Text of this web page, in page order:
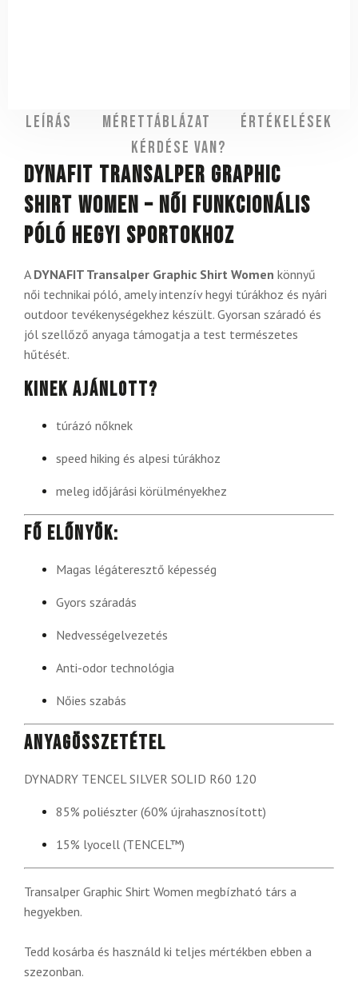
Leírás Mérettáblázat
Értékelések
Kérdése van?
DYNAFIT Transalper Graphic
Shirt Women – női funkcionális
póló hegyi sportokhoz
A DYNAFIT Transalper Graphic Shirt Women könnyű
női technikai póló, amely intenzív hegyi túrákhoz és nyári
outdoor tevékenységekhez készült. Gyorsan száradó és
jól szellőző anyaga támogatja a test természetes
hűtését.
Kinek ajánlott?
túrázó nőknek
speed hiking és alpesi túrákhoz
meleg időjárási körülményekhez
Fő előnyök:
Magas légáteresztő képesség
Gyors száradás
Nedvességelvezetés
Anti-odor technológia
Nőies szabás
Anyagösszetétel
DYNADRY TENCEL SILVER SOLID R60 120
85% poliészter (60% újrahasznosított)
15% lyocell (TENCEL™)
Transalper Graphic Shirt Women megbízható társ a
hegyekben.
Tedd kosárba és használd ki teljes mértékben ebben a
szezonban.